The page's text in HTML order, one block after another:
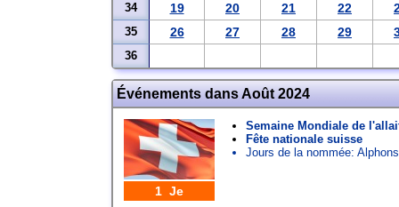
34 19 20 21 22
35 26 27 28 29
36
Événements dans Août 2024
1 Je
Semaine Mondiale de
Fête nationale suisse
Jours de la nommée: